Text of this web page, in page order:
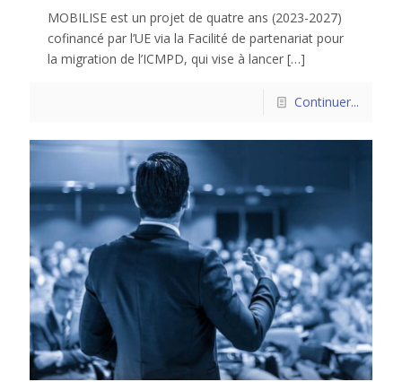
MOBILISE est un projet de quatre ans (2023-2027)
cofinancé par l’UE via la Facilité de partenariat pour
la migration de l’ICMPD, qui vise à lancer […]
Continuer...